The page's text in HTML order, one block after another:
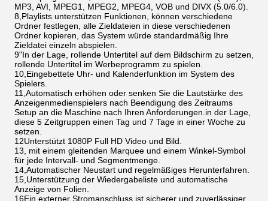
MP3, AVI, MPEG1, MPEG2, MPEG4, VOB und DIVX (5.0/6.0).
8,Playlists unterstützen Funktionen, können verschiedene
Ordner festlegen, alle Zieldateien in diese verschiedenen
Ordner kopieren, das System würde standardmäßig Ihre
Zieldatei einzeln abspielen.
9"In der Lage, rollende Untertitel auf dem Bildschirm zu setzen,
rollende Untertitel im Werbeprogramm zu spielen.
10,Eingebettete Uhr- und Kalenderfunktion im System des
Spielers.
11,Automatisch erhöhen oder senken Sie die Lautstärke des
Anzeigenmedienspielers nach Beendigung des Zeitraums
Setup an die Maschine nach Ihren Anforderungen.in der Lage,
diese 5 Zeitgruppen einen Tag und 7 Tage in einer Woche zu
setzen.
12Unterstützt 1080P Full HD Video und Bild.
13, mit einem gleitenden Marquee und einem Winkel-Symbol
für jede Intervall- und Segmentmenge.
14,Automatischer Neustart und regelmäßiges Herunterfahren.
15,Unterstützung der Wiedergabeliste und automatische
Anzeige von Folien.
16Ein externer Stromanschluss ist sicherer und zuverlässiger.